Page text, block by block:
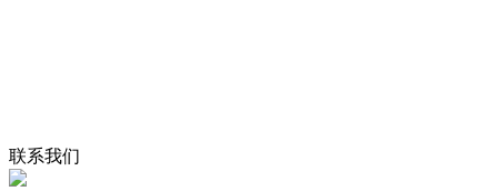
联系我们